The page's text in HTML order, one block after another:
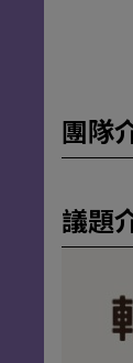
團隊
議題